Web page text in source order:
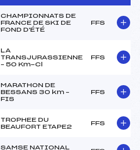
CHAMPIONNATS DE
FRANCE DE SKI DE
FOND D'ÉTÉ
FFS
LA
TRANSJURASSIENNE
– 50 Km-Cl
FFS
MARATHON DE
BESSANS 30 km –
FIS
FFS
TROPHEE DU
BEAUFORT ETAPE2
FFS
SAMSE NATIONAL